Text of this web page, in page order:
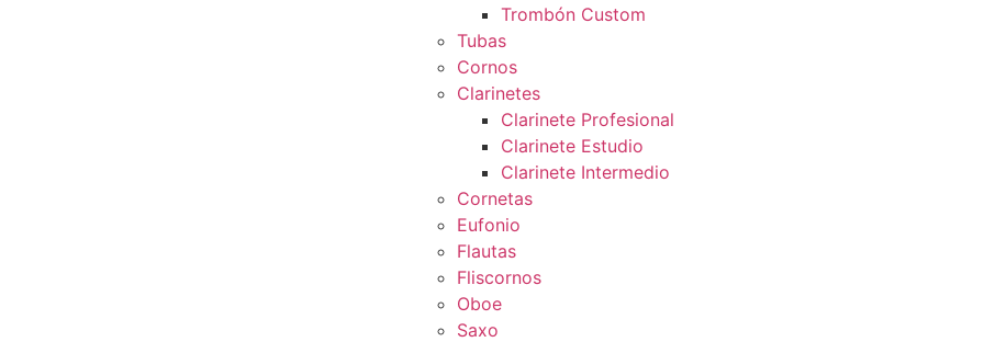
Trombón Custom
Tubas
Cornos
Clarinetes
Clarinete Profesional
Clarinete Estudio
Clarinete Intermedio
Cornetas
Eufonio
Flautas
Fliscornos
Oboe
Saxo